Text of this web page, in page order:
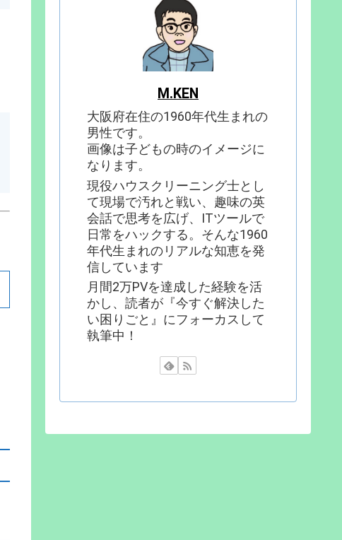
M.KEN
大阪府在住の1960年代生まれの
男性です。
画像は子どもの時のイメージに
なります。
現役ハウスクリーニング士とし
て現場で汚れと戦い、趣味の英
会話で思考を広げ、ITツールで
日常をハックする。そんな1960
年代生まれのリアルな知恵を発
信しています
月間2万PVを達成した経験を活
かし、読者が『今すぐ解決した
い困りごと』にフォーカスして
執筆中！